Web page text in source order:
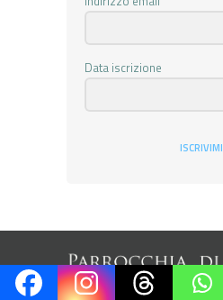
Data iscrizione
ISCRIVIMI